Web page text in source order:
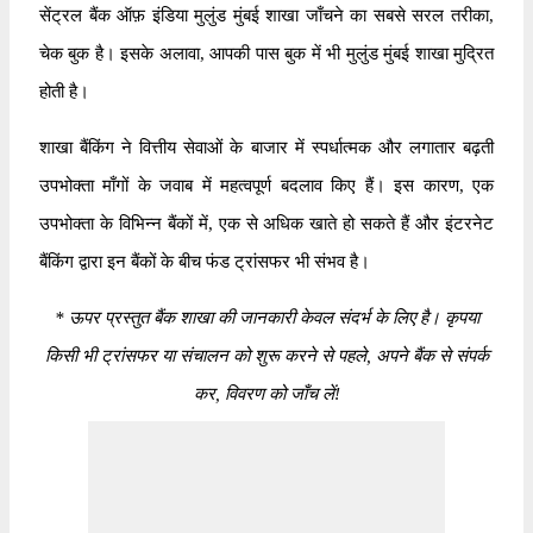
सेंट्रल बैंक ऑफ़ इंडिया मुलुंड मुंबई शाखा जाँचने का सबसे सरल तरीका,
चेक बुक है। इसके अलावा, आपकी पास बुक में भी मुलुंड मुंबई शाखा मुद्रित
होती है।
शाखा बैंकिंग ने वित्तीय सेवाओं के बाजार में स्पर्धात्मक और लगातार बढ़ती
उपभोक्ता माँगों के जवाब में महत्वपूर्ण बदलाव किए हैं। इस कारण, एक
उपभोक्ता के विभिन्न बैंकों में, एक से अधिक खाते हो सकते हैं और इंटरनेट
बैंकिंग द्वारा इन बैंकों के बीच फंड ट्रांसफर भी संभव है।
*ऊपर प्रस्तुत बैंक शाखा की जानकारी केवल संदर्भ के लिए है। कृपया
किसी भी ट्रांसफर या संचालन को शुरू करने से पहले, अपने बैंक से संपर्क
कर, विवरण को जाँच लें!